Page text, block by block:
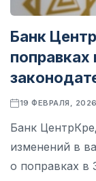
Банк
19 ФЕВРАЛЯ, 2026
Банк
изменений в
о поправках в